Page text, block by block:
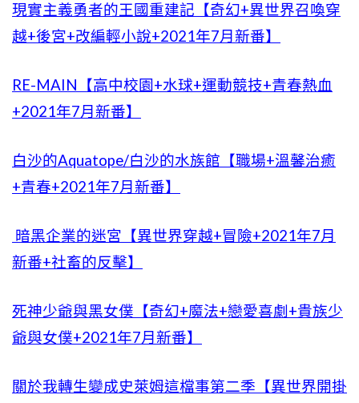
現實主義勇者的王國重建記【奇幻+異世界召喚穿
越+後宮+改編輕小說+2021年7月新番】
RE-MAIN【高中校園+水球+運動競技+青春熱血
+2021年7月新番】
白沙的Aquatope/白沙的水族館【職場+溫馨治癒
+青春+2021年7月新番】
暗黑企業的迷宮【異世界穿越+冒險+2021年7月
新番+社畜的反擊】
死神少爺與黑女僕【奇幻+魔法+戀愛喜劇+貴族少
爺與女僕+2021年7月新番】
關於我轉生變成史萊姆這檔事第二季【異世界開掛